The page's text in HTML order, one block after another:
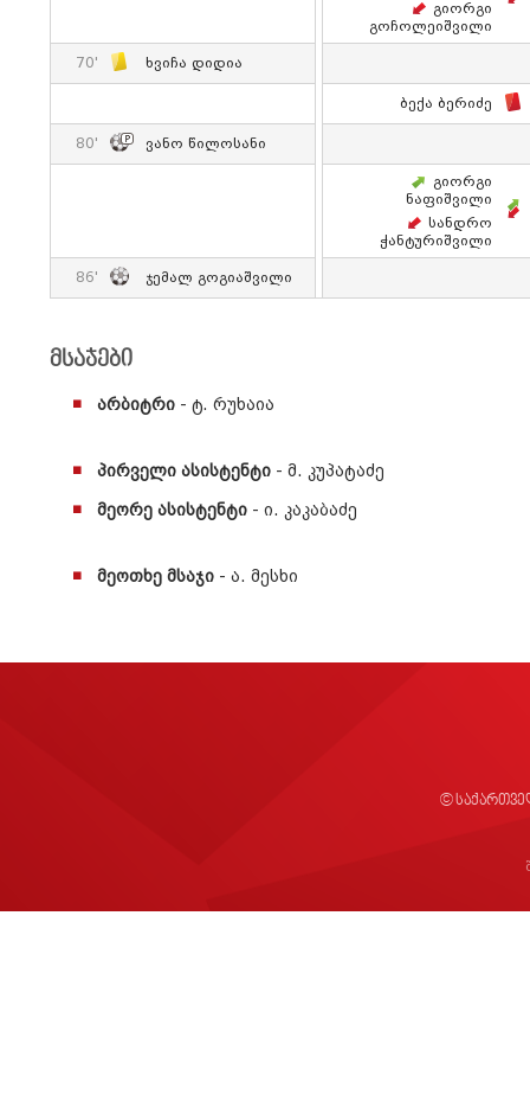
Გიორგი
Გოჩოლეიშვილი
70' Ხვიჩა Დიდია
Ბექა Ბერიძე
80' Ვანო Წილოსანი
Გიორგი
Ნაფიშვილი
Სანდრო
Ჭანტურიშვილი
86' Ჯემალ Გოგიაშვილი
მსაჯები
არბიტრი - ტ. რუხაია
პირველი ასისტენტი - მ. კუპატაძე
მეორე ასისტენტი - ი. კაკაბაძე
მეოთხე მსაჯი - ა. მესხი
©